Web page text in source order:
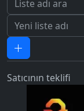
5.0
Satıcının teklifi